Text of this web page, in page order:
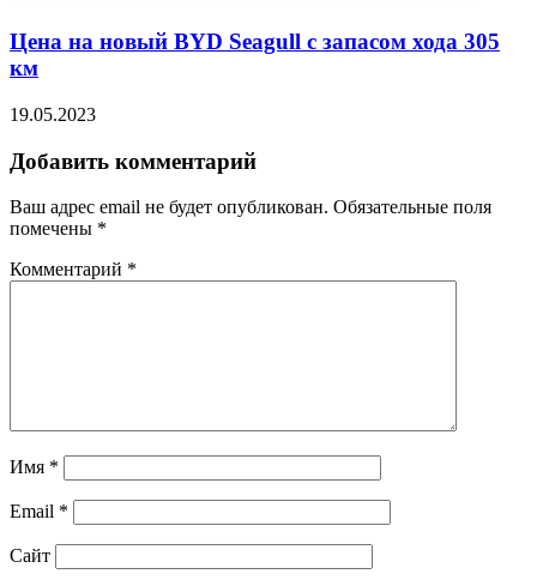
Цена на новый BYD Seagull с запасом хода 305
км
19.05.2023
Добавить комментарий
Ваш адрес email не будет опубликован. Обязательные поля
помечены *
Комментарий *
Имя *
Email *
Сайт